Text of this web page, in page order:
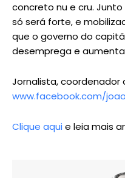
concreto nu e cru. Junto
só será forte, e
que o governo do
desemprega e
Jornalista, coordenador
www.facebook.com/
Clique aquie leia mais